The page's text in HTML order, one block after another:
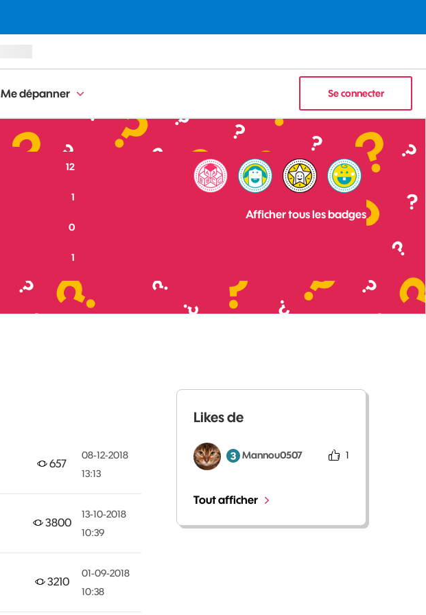
Me dépanner Se connecter
12
1
0
1
Afficher tous les badges
657
‎08-12-2018
13:13
3800
‎13-10-2018
10:39
3210
‎01-09-2018
10:38
Likes de
Mannou0507 1
Tout afficher